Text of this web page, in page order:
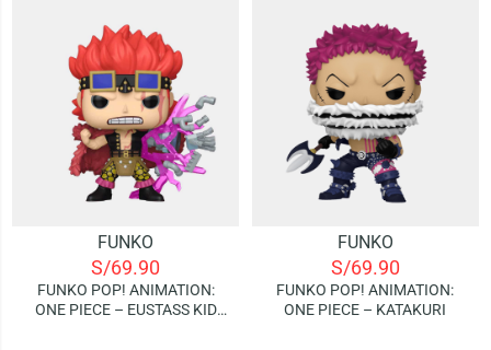
FUNKO
S/69.90
FUNKO POP! ANIMATION:
ONE PIECE – EUSTASS KID
FUNKO
S/69.90
FUNKO POP! ANIMATION:
ONE PIECE – KATAKURI